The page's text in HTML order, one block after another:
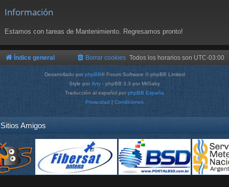
Información
Estamos con tareas de Mantenimiento. Regresamos pronto!
Índice general Todos los horarios son UTC-03:00
Borrar cookies
Desarrollado por phpBB® Forum Software © phpBB Limited
Style por Arty - phpBB 3.3 por MrGaby
Traducción al español por phpBB España
Privacidad | Condiciones
Sitios Amigos